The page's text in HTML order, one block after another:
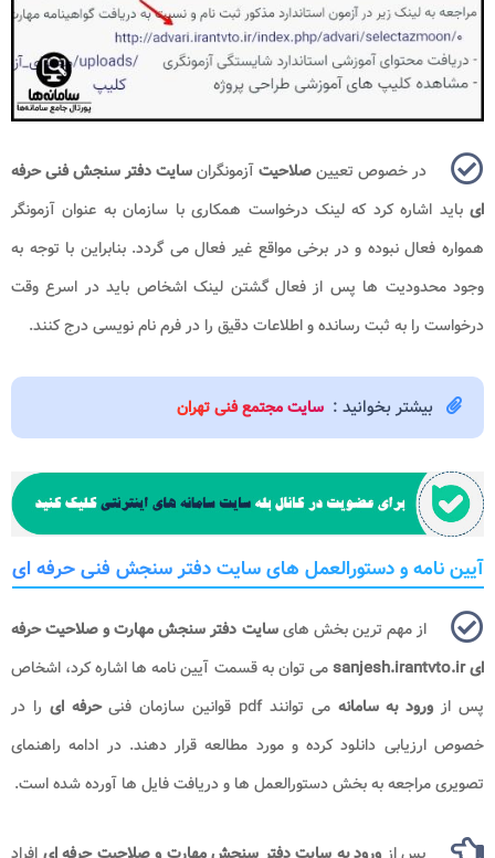
در خصوص تعیینصلاحیتآزمونگرانسایت دفتر سنجش فنی حرفه
ای باید اشاره کرد که لینک درخواست همکاری با سازمان به عنوان آزمونگر
همواره فعال نبوده و در برخی مواقع غیر فعال می گردد. بنابراین با توجه به
وجود محدودیت ها پس از فعال گشتن لینک اشخاص باید در اسرع وقت
درخواست را به ثبت رسانده و اطلاعات دقیق را در فرم نام نویسی درج کنند.
بیشتر بخوانید : سایت مجتمع فنی تهران
آیین نامه و دستورالعمل های سایت دفتر سنجش فنی حرفه ای
از مهم ترین بخش هایسایت دفتر سنجش مهارت و صلاحیت حرفه
ای sanjesh.irantvto.ir
می توان به قسمت آیین نامه ها اشاره کرد، اشخاص
پس ازورود به سامانهمی توانند pdf قوانین سازمان فنی حرفه ای را در
خصوص ارزیابی دانلود کرده و مورد مطالعه قرار دهند. در ادامه راهنمای
تصویری مراجعه به بخش دستورالعمل ها و دریافت فایل ها آورده شده است.